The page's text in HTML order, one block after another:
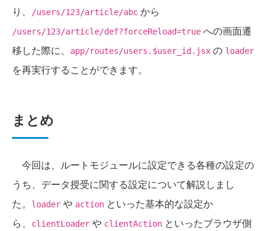
り、
/users/123/article/abc から
/users/123/article/def?forceReload=true への画面遷
移した際に、
app/routes/users.$user_id.jsx の loader
を再実行することができます。
まとめ
今回は、ルートモジュールに設定できる各種の設定の
うち、データ授受に関する設定について解説しまし
た。
loader や action といった基本的な設定か
ら、
clientLoader や clientAction といったブラウザ側